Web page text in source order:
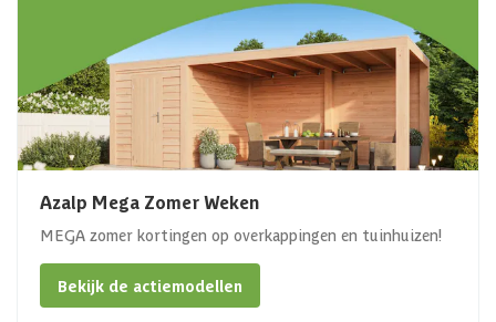
Azalp Mega Zomer Weken
MEGA zomer kortingen op overkappingen en tuinhuizen!
Bekijk de actiemodellen